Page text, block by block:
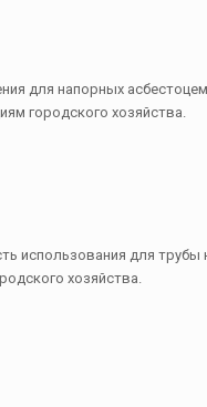
для напорных
городского хозяйства.
для трубы
хозяйства.